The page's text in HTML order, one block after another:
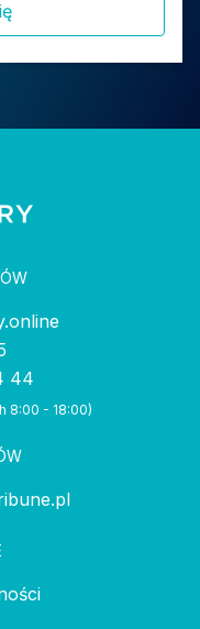
44
8:00 - 18:00)